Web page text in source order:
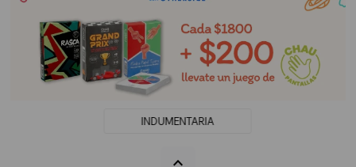
INDUMENTARIA